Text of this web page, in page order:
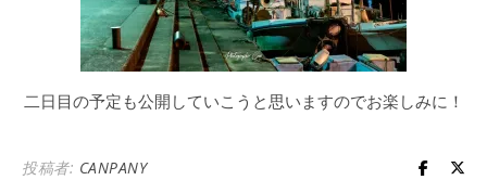
二日目の予定も公開していこうと思いますのでお楽しみに！
投稿者: CANPANY